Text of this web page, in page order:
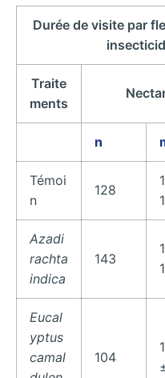
Durée de visite par
Traite
ments
n
Témoi
n
128
Azadi
rachta
indica
143
Eucal
yptus
camal
104